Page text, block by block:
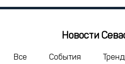
Новости
Все События